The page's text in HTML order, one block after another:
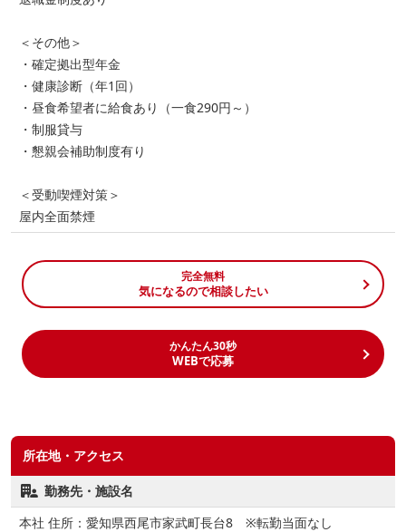
＜その他＞
・確定拠出型年金
・健康診断（年1回）
・昼食希望者に給食あり（一食290円～）
・制服貸与
・懇親会補助制度有り
＜受動喫煙対策＞
屋内全面禁煙
完全無料
気になるので相談したい
かんたん30秒
WEBで応募
所在地・アクセス
勤務先・施設名
本社 住所：愛知県西尾市家武町長台8 ※転勤当面なし